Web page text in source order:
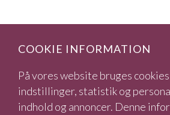
COOKIE INFORMATION
På vores website bruges
indstillinger, statistik og
indhold og annoncer. Denne